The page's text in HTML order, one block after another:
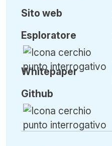
Sito web
Esploratore
Whitepaper
Github